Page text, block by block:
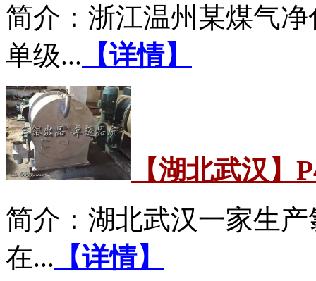
简介：浙江温州某煤气
单级... 【详情】
【湖北武汉】
简介：湖北武汉一家生
在... 【详情】